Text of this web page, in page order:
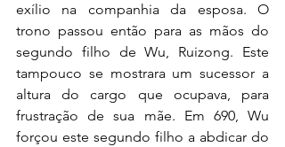
exílio na companhia da esposa. O
trono passou então para as mãos do
segundo filho de Wu, Ruizong. Este
tampouco se mostrara um sucessor a
altura do cargo que ocupava, para
frustração de sua mãe. Em 690, Wu
forçou este segundo filho a abdicar do